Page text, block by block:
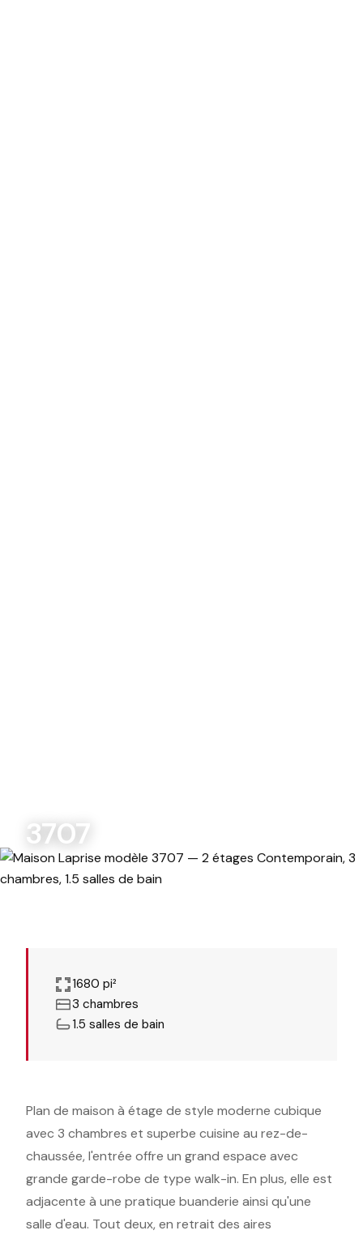
3707
1680 pi²
3 chambres
1.5 salles de bain
Plan de maison à étage de style moderne cubique
avec 3 chambres et superbe cuisine au rez-de-
chaussée, l'entrée offre un grand espace avec
grande garde-robe de type walk-in. En plus, elle est
adjacente à une pratique buanderie ainsi qu'une
salle d'eau. Tout deux, en retrait des aires